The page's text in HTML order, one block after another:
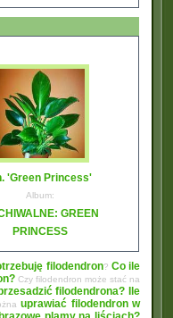
'Green Princess'
Album:
GREEN
PRINCESS
filodendron? Co ile
Czy filodendron może stać na
filodendrona?
Ile
uprawiać filodendron w